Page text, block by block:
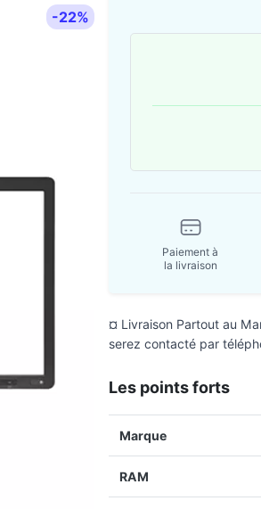
-22%
Paiement à
la livraison
¤ Livraison Partout au
serez contacté par
Les points forts
Marque
RAM